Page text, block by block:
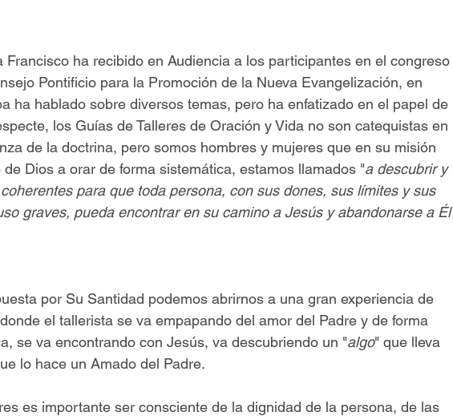
Francisco ha recibido en Audiencia a los participantes en el congreso
Pontificio para la Promoción de la Nueva Evangelización, en
ha hablado sobre diversos temas, pero ha enfatizado en el papel de
los Guías de Talleres de Oración y Vida no son catequistas en
de la doctrina, pero somos hombres y mujeres que en su misión
Dios a orar de forma sistemática, estamos llamados "a descubrir y
para que toda persona, con sus dones, sus límites y sus
graves, pueda encontrar en su camino a Jesús y abandonarse a Él
por Su Santidad podemos abrirnos a una gran experiencia de
el tallerista se va empapando del amor del Padre y de forma
se va encontrando con Jesús, va descubriendo un "algo" que lleva
lo hace un Amado del Padre.
es importante ser consciente de la dignidad de la persona, de las